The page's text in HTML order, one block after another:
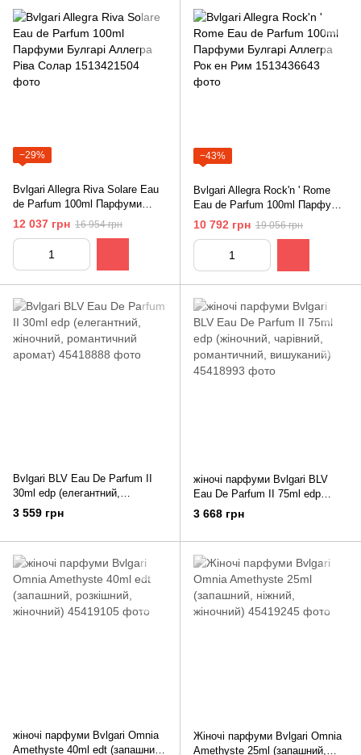
−29%
Bvlgari Allegra Riva Solare Eau
de Parfum 100ml Парфуми
Булгарі Аллегра Ріва Солар
12 037 грн 16 954 грн
−43%
Bvlgari Allegra Rock'n ' Rome
Eau de Parfum 100ml Парфуми
Булгарі Аллегра Рок ен Рим
10 792 грн 19 056 грн
Bvlgari BLV Eau De Parfum II
30ml edp (елегантний,
жіночний, романтичний аромат)
3 559 грн
жіночі парфуми Bvlgari BLV
Eau De Parfum II 75ml edp
(жіночний, чарівний,
романтичний, вишуканий)
3 668 грн
жіночі парфуми Bvlgari Omnia
Amethyste 40ml edt (запашний,
Жіночі парфуми Bvlgari Omnia
Amethyste 25ml (запашний,